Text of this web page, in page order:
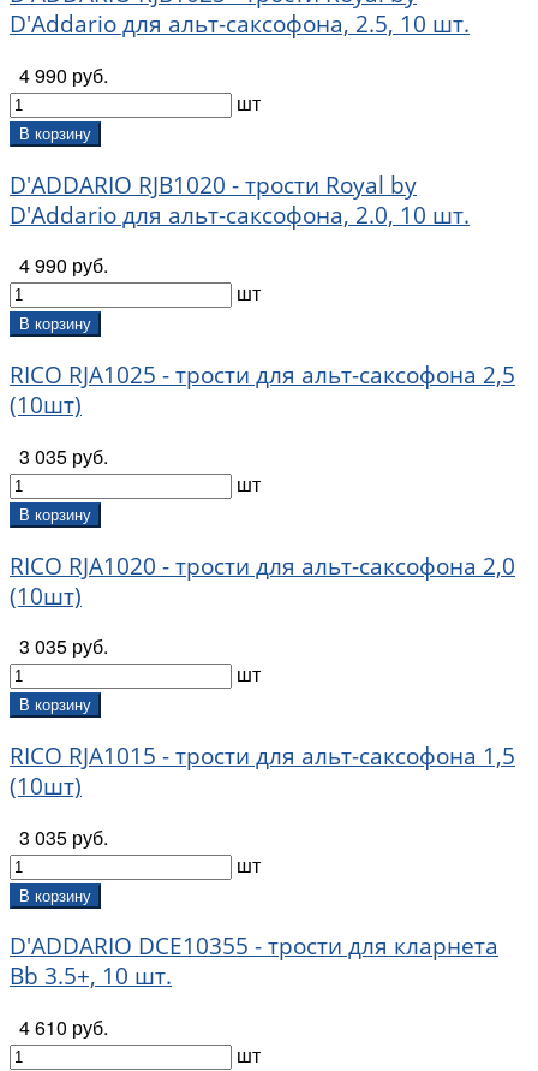
D'Addario для альт-саксофона, 2.5, 10 шт.
4 990 руб.
шт
В корзину
D'ADDARIO RJB1020 - трости Royal by
D'Addario для альт-саксофона, 2.0, 10 шт.
4 990 руб.
шт
В корзину
RICO RJA1025 - трости для альт-саксофона 2,5
(10шт)
3 035 руб.
шт
В корзину
RICO RJA1020 - трости для альт-саксофона 2,0
(10шт)
3 035 руб.
шт
В корзину
RICO RJA1015 - трости для альт-саксофона 1,5
(10шт)
3 035 руб.
шт
В корзину
D'ADDARIO DCE10355 - трости для кларнета
Bb 3.5+, 10 шт.
4 610 руб.
шт